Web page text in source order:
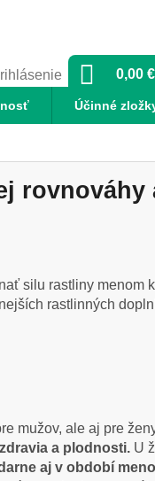
0,00 €
Účinné
rovnováhy
silu rastliny menom
rastlinných
mužov, ale aj pre
a plodnosti. U
aj v období